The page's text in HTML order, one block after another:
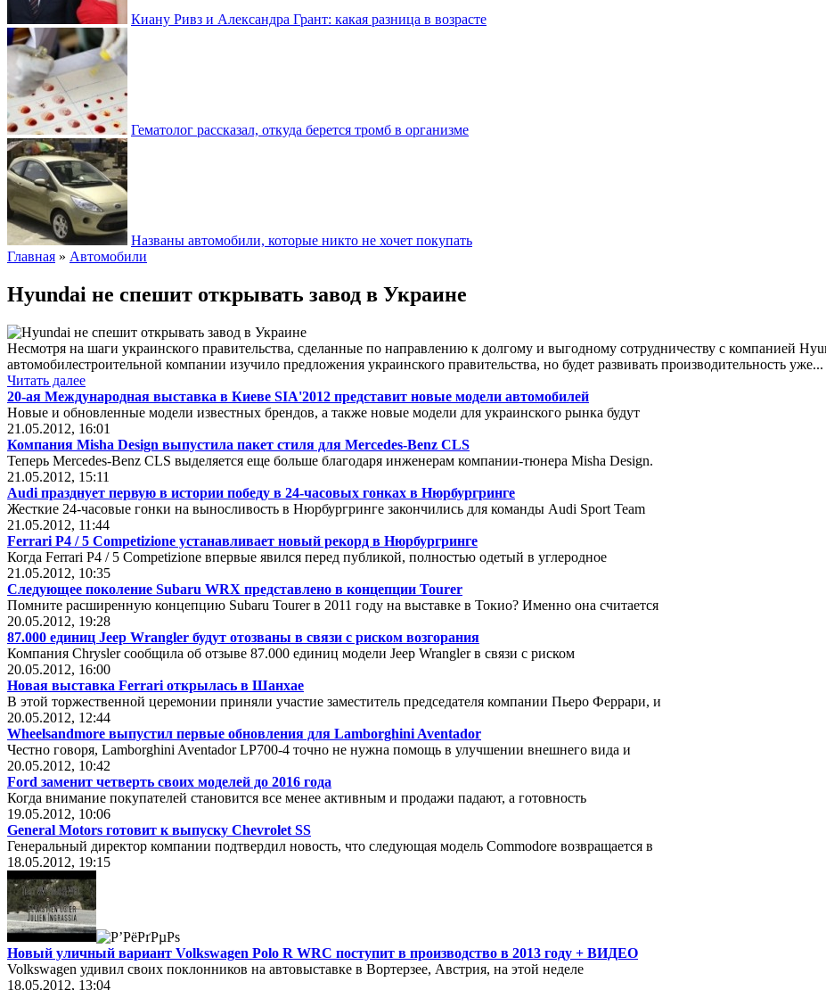
Киану Ривз и Александра Грант: какая разница в возрасте
Гематолог рассказал, откуда берется тромб в организме
Названы автомобили, которые никто не хочет покупать
Главная » Автомобили
Hyundai не спешит открывать завод в Украине
Несмотря на шаги украинского правительства, сделанные по направлению к долгому и выгодному сотрудничеству с компанией
автомобилестроительной компании изучило предложения украинского правительства, но будет развивать производительность уже...
Читать далее
20-ая Международная выставка в Киеве SIA'2012 представит новые модели автомобилей
Новые и обновленные модели известных брендов, а также новые модели для украинского рынка будут
21.05.2012, 16:01
Компания Misha Design выпустила пакет стиля для Mercedes-Benz CLS
Теперь Mercedes-Benz CLS выделяется еще больше благодаря инженерам компании-тюнера Misha Design.
21.05.2012, 15:11
Audi празднует первую в истории победу в 24-часовых гонках в Нюрбургринге
Жесткие 24-часовые гонки на выносливость в Нюрбургринге закончились для команды Audi Sport Team
21.05.2012, 11:44
Ferrari P4 / 5 Competizione устанавливает новый рекорд в Нюрбургринге
Когда Ferrari P4 / 5 Competizione впервые явился перед публикой, полностью одетый в углеродное
21.05.2012, 10:35
Следующее поколение Subaru WRX представлено в концепции Tourer
Помните расширенную концепцию Subaru Tourer в 2011 году на выставке в Токио? Именно она считается
20.05.2012, 19:28
87.000 единиц Jeep Wrangler будут отозваны в связи с риском возгорания
Компания Chrysler сообщила об отзыве 87.000 единиц модели Jeep Wrangler в связи с риском
20.05.2012, 16:00
Новая выставка Ferrari открылась в Шанхае
В этой торжественной церемонии приняли участие заместитель председателя компании Пьеро Феррари, и
20.05.2012, 12:44
Wheelsandmore выпустил первые обновления для Lamborghini Aventador
Честно говоря, Lamborghini Aventador LP700-4 точно не нужна помощь в улучшении внешнего вида и
20.05.2012, 10:42
Ford заменит четверть своих моделей до 2016 года
Когда внимание покупателей становится все менее активным и продажи падают, а готовность
19.05.2012, 10:06
General Motors готовит к выпуску Chevrolet SS
Генеральный директор компании подтвердил новость, что следующая модель Commodore возвращается в
18.05.2012, 19:15
Новый уличный вариант Volkswagen Polo R WRC поступит в производство в 2013 году + ВИДЕО
Volkswagen удивил своих поклонников на автовыставке в Вортерзее, Австрия, на этой неделе
18.05.2012, 13:04